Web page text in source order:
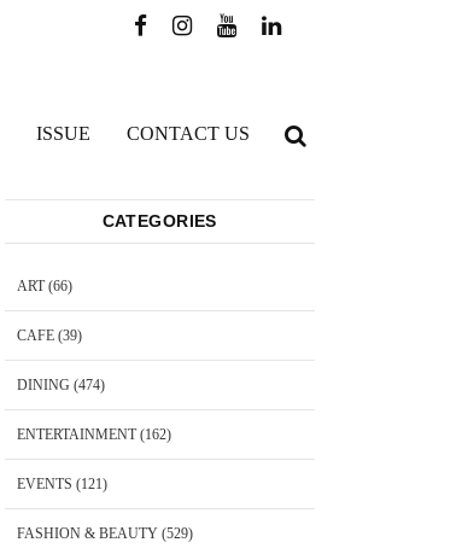
ISSUE CONTACT US
CATEGORIES
ART(66)
CAFE(39)
DINING (474)
ENTERTAINMENT(162)
EVENTS (121)
FASHION & BEAUTY(529)